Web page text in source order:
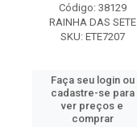
Código: 38129
RAINHA DAS SETE
SKU: ETE7207
Faça seu login ou
cadastre-se para
ver preços e
comprar